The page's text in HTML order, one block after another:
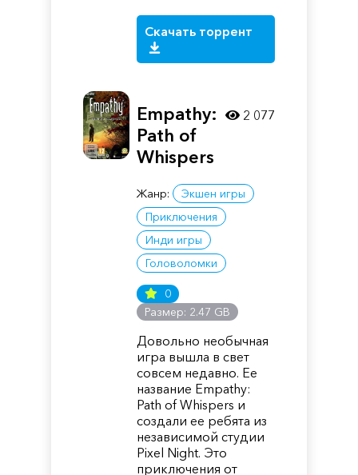
Скачать торрент
Empathy:
Path of
Whispers
Жанр:
Экшен игры
Приключения
Инди игры
Головоломки
0
Размер: 2.47 GB
Довольно необычная
игра вышла в свет
совсем недавно. Ее
название Empathy:
Path of Whispers и
создали ее ребята из
независимой студии
Pixel Night. Это
приключения от
2 077